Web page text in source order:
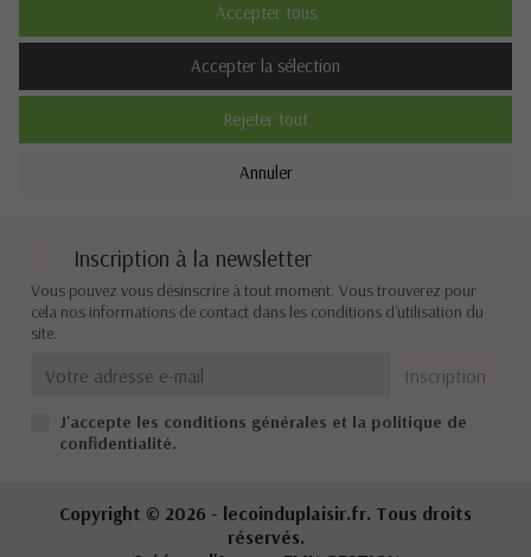
Description
Cookies de performance
Non
Description
Annuler
Rejeter tout
Accepter la sélection
Accepter tous
Inscription à la newsletter
Vous pouvez vous désinscrire à tout moment. Vous trouverez pour
cela nos informations de contact dans les conditions d'utilisation du
site.
J'accepte les conditions générales et la politique de
confidentialité.
Copyright © 2026 - lecoinduplaisir.fr. Tous droits
réservés.